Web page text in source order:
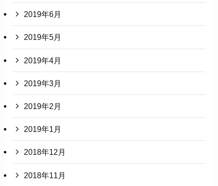
2019年6月
2019年5月
2019年4月
2019年3月
2019年2月
2019年1月
2018年12月
2018年11月